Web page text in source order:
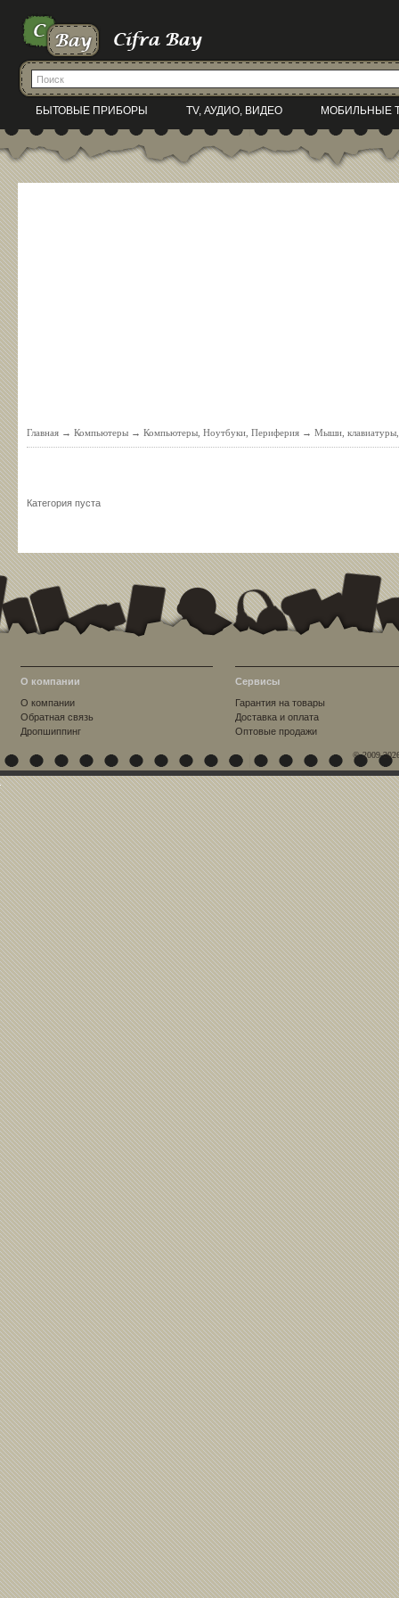
БЫТОВЫЕ ПРИБОРЫ TV, АУДИО, ВИДЕО МОБИЛЬНЫЕ
Главная → Компьютеры → Компьютеры, Ноутбуки, Периферия → Мыши, клавиатуры,
Категория пуста
О компании
О компании
Обратная связь
Дропшиппинг
Сервисы
Гарантия на товары
Доставка и оплата
Оптовые продажи
© 2009-